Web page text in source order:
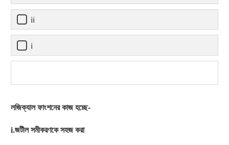
ii
i
লজিক্যাল ফাংশনের কাজ হচ্ছে-
i.জটীল সমীকরণকে সহজ করা